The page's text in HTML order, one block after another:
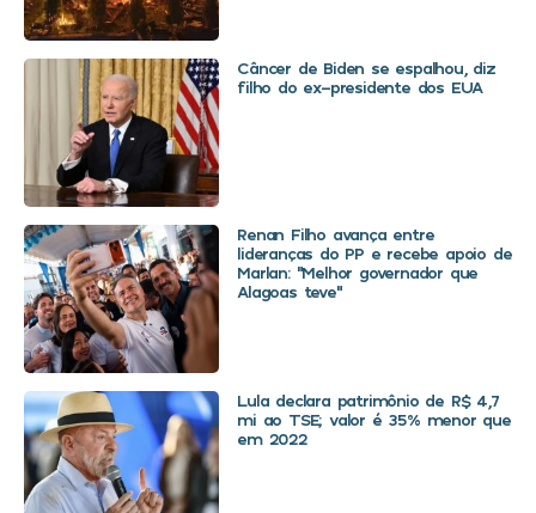
Câncer de Biden se espalhou, diz
filho do ex-presidente dos EUA
Renan Filho avança entre
lideranças do PP e recebe apoio de
Marlan: “Melhor governador que
Alagoas teve”
Lula declara patrimônio de R$ 4,7
mi ao TSE; valor é 35% menor que
em 2022